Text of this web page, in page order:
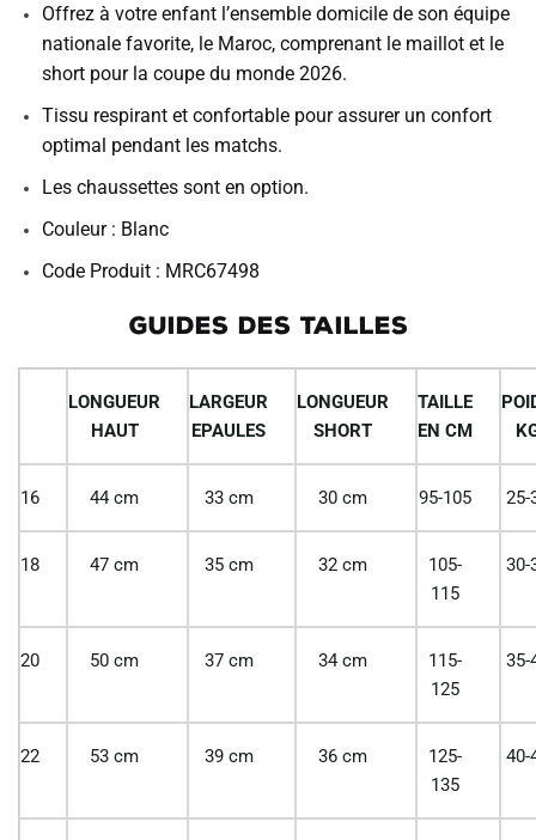
Offrez à votre enfant l’ensemble domicile de son équipe
nationale favorite, le Maroc, comprenant le maillot et le
short pour la coupe du monde 2026.
Tissu respirant et confortable pour assurer un confort
optimal pendant les matchs.
Les chaussettes sont en option.
Couleur : Blanc
Code Produit : MRC67498
GUIDES DES TAILLES
LONGUEUR
HAUT
LARGEUR
EPAULES
LONGUEUR
SHORT
TAILLE
EN CM
16 44 cm 33 cm 30 cm 95-105 25-
18 47 cm 35 cm 32 cm
105-
115
30-
20 50 cm 37 cm 34 cm
115-
125
35-
22 53 cm 39 cm 36 cm
125-
135
40-